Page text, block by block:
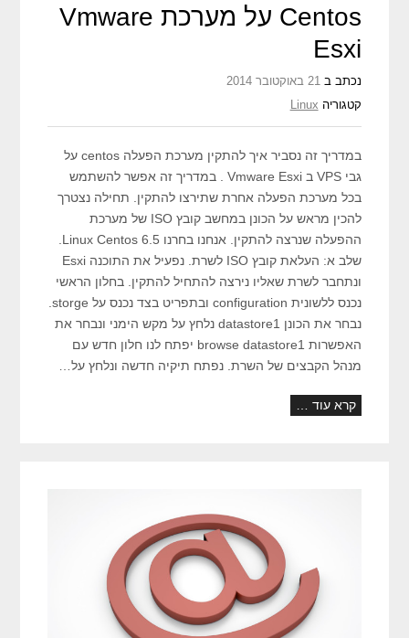
Centos על מערכת Vmware
Esxi
נכתב ב21 באוקטובר 2014
קטגוריה Linux
במדריך זה נסביר איך להתקין מערכת הפעלה centos על
גבי VPS ב Vmware Esxi . במדריך זה אפשר להשתמש
בכל מערכת הפעלה אחרת שתירצו להתקין. תחילה נצטרך
להכין מראש על הכונן במחשב קובץ ISO של מערכת
שלב א: העלאת קובץ ISO לשרת. נפעיל את התוכנה Esxi
ונתחבר לשרת שאליו נירצה להתחיל להתקין. בחלון הראשי
נבחר את הכונן datastore1 נלחץ על מקש הימני ונבחר את
האפשרות browse datastore1 יפתח לנו חלון חדש עם
מנהל הקבצים של השרת. נפתח תיקיה חדשה ונלחץ על…
קרא עוד …